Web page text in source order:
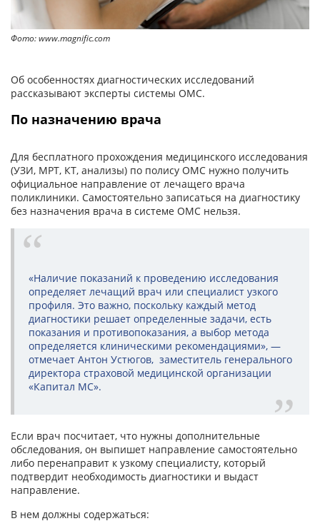
Фото: www.magnific.com
Об особенностях диагностических исследований
рассказывают эксперты системы ОМС.
По назначению врача
Для бесплатного прохождения медицинского исследования
(УЗИ, МРТ, КТ, анализы) по полису ОМС нужно получить
официальное направление от лечащего врача
поликлиники. Самостоятельно записаться на диагностику
без назначения врача в системе ОМС нельзя.
«Наличие показаний к проведению исследования
определяет лечащий врач или специалист узкого
профиля. Это важно, поскольку каждый метод
диагностики решает определенные задачи, есть
показания и противопоказания, а выбор метода
определяется клиническими рекомендациями», —
отмечает Антон Устюгов, заместитель генерального
директора страховой медицинской организации
«Капитал МС».
Если врач посчитает, что нужны дополнительные
обследования, он выпишет направление самостоятельно
либо перенаправит к узкому специалисту, который
подтвердит необходимость диагностики и выдаст
направление.
В нем должны содержаться: